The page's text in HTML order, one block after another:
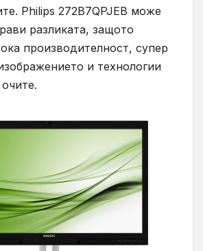
Philips 272B7QPJEB може
разликата, защото
производителност, супер
и технологии